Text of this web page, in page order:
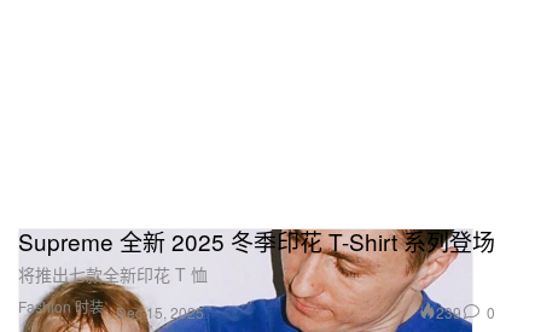
Fashion 时装
Supreme 全新 2025 冬季印花 T-Shirt 系列登场
将推出七款全新印花 T 恤
Dec 15, 2025 239 0